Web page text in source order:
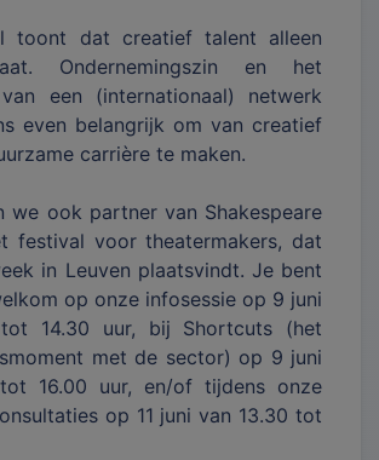
toont dat creatief talent alleen
Ondernemingszin en het
een (internationaal) netwerk
even belangrijk om van creatief
carrière te maken.
we ook partner van Shakespeare
festival voor theatermakers, dat
in Leuven plaatsvindt. Je bent
op onze infosessie op 9 juni
14.30 uur, bij Shortcuts (het
met de sector) op 9 juni
16.00 uur, en/of tijdens onze
op 11 juni van 13.30 tot